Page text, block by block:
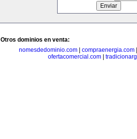
Otros dominios en venta:
nomesdedominio.com| compraenergia.com
ofertacomercial.com